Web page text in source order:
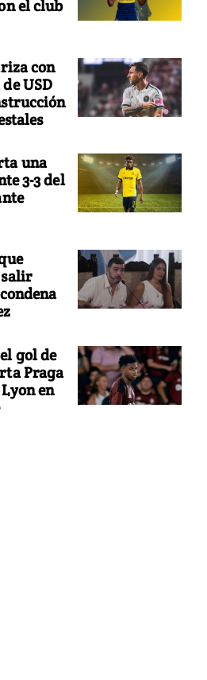
el club
con
USD
una
3-3 del
salir
gol de
Praga
en